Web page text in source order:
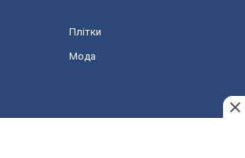
Плітки
Мода